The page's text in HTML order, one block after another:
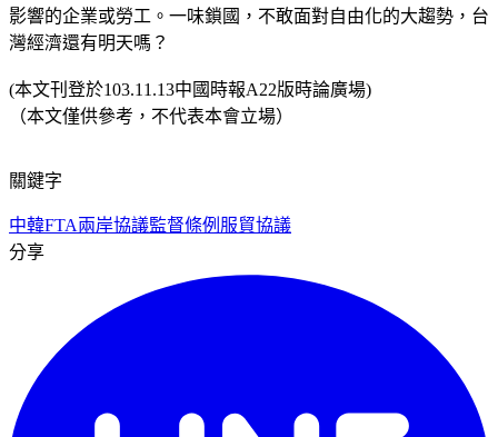
影響的企業或勞工。一味鎖國，不敢面對自由化的大趨勢，台
灣經濟還有明天嗎？
(本文刊登於103.11.13中國時報A22版時論廣場)
（本文僅供參考，不代表本會立場）
關鍵字
中韓FTA兩岸協議監督條例 服貿協議
分享